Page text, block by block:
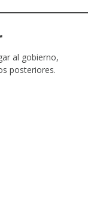
al gobierno,
posteriores.